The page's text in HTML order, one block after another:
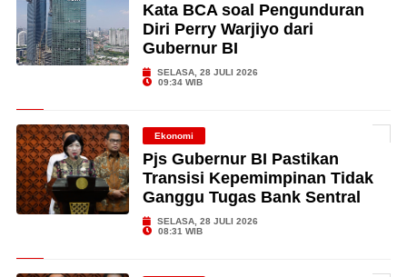
Kata BCA soal Pengunduran
Diri Perry Warjiyo dari
Gubernur BI
SELASA, 28 JULI 2026
09:34 WIB
Ekonomi
Pjs Gubernur BI Pastikan
Transisi Kepemimpinan Tidak
Ganggu Tugas Bank Sentral
SELASA, 28 JULI 2026
08:31 WIB